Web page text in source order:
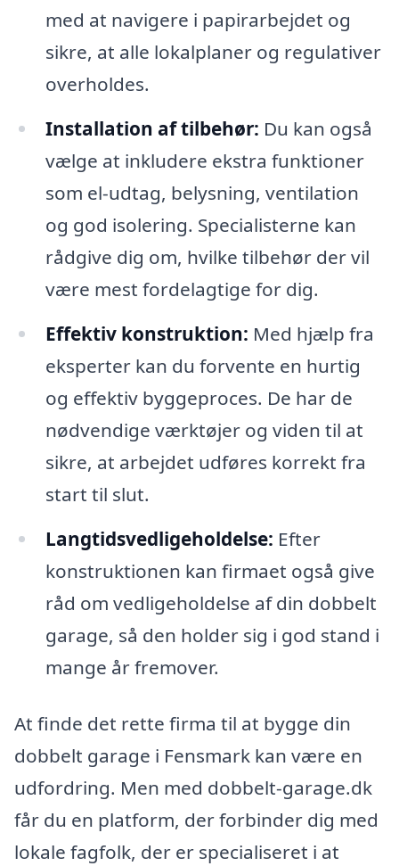
med at navigere i papirarbejdet og
sikre, at alle lokalplaner og regulativer
overholdes.
Installation af tilbehør: Du kan også
vælge at inkludere ekstra funktioner
som el-udtag, belysning, ventilation
og god isolering. Specialisterne kan
rådgive dig om, hvilke tilbehør der vil
være mest fordelagtige for dig.
Effektiv konstruktion: Med hjælp fra
eksperter kan du forvente en hurtig
og effektiv byggeproces. De har de
nødvendige værktøjer og viden til at
sikre, at arbejdet udføres korrekt fra
start til slut.
Langtidsvedligeholdelse: Efter
konstruktionen kan firmaet også give
råd om vedligeholdelse af din dobbelt
garage, så den holder sig i god stand i
mange år fremover.
At finde det rette firma til at bygge din
dobbelt garage i Fensmark kan være en
udfordring. Men med dobbelt-garage.dk
får du en platform, der forbinder dig med
lokale fagfolk, der er specialiseret i at